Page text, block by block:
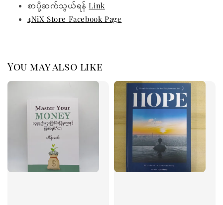
စာပို့ဆက်သွယ်ရန်Link
4NiX Store Facebook Page
You may also like